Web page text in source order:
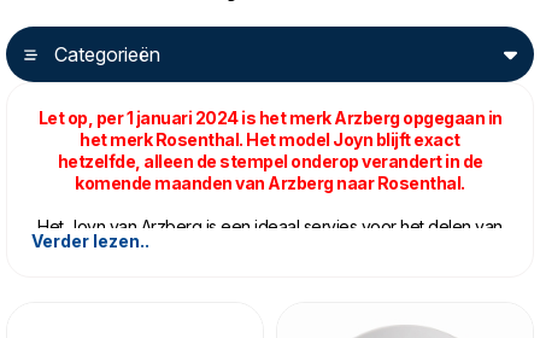
Categorieën
Let op, per 1 januari 2024 is het merk Arzberg opgegaan in
het merk Rosenthal. Het model Joyn blijft exact
hetzelfde, alleen de stempel onderop verandert in de
komende maanden van Arzberg naar Rosenthal.
Het Joyn van Arzberg is een ideaal servies voor het delen van
een maaltijd. Veel kleine schalen, bakjes en bordjes maken het
Verder lezen..